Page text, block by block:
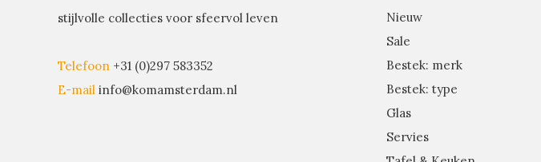
stijlvolle collecties voor sfeervol leven
Telefoon +31 (0)297 583352
E-mail info@komamsterdam.nl
Nieuw
Sale
Bestek: merk
Bestek: type
Glas
Servies